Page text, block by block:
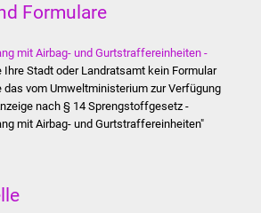
Partnerstädte
Projekte
Schulentwicklung Bizet
Formulare
mit Airbag- und Gurtstraffereinheiten -
Ihre Stadt oder Landratsamt kein Formular
das vom Umweltministerium zur Verfügung
nach § 14 Sprengstoffgesetz -
mit Airbag- und Gurtstraffereinheiten"